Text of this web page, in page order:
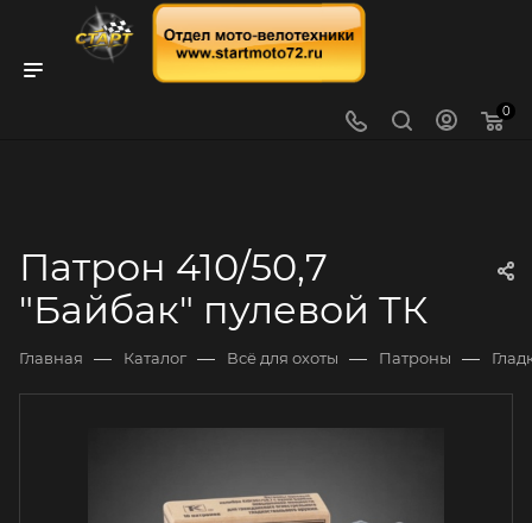
0
Патрон 410/50,7
"Байбак" пулевой ТК
Главная — Каталог — Всё для охоты — Патроны —